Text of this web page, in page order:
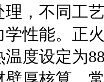
，不同工
学性能。正
温度设定为